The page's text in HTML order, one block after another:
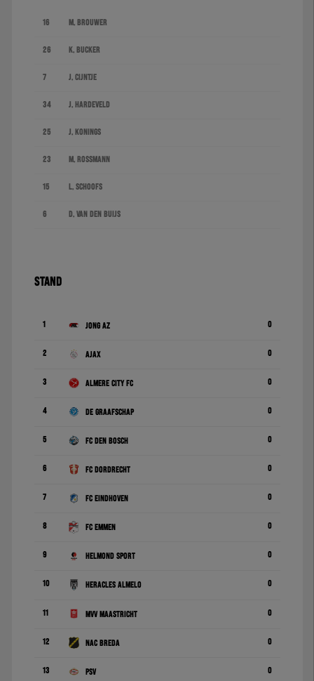
16 M. Brouwer
26 K. Bucker
7 J. Cijntje
34 J. Hardeveld
25 J. Konings
23 M. Rossmann
15 L. Schoofs
6 D. Van den Buijs
STAND
1 Jong AZ 0
2 Ajax 0
3 Almere City FC 0
4 De Graafschap 0
5 FC Den Bosch 0
6 FC Dordrecht 0
7 FC Eindhoven 0
8 FC Emmen 0
9 Helmond Sport 0
10 Heracles Almelo 0
11 MVV Maastricht 0
12 NAC Breda 0
13 PSV 0